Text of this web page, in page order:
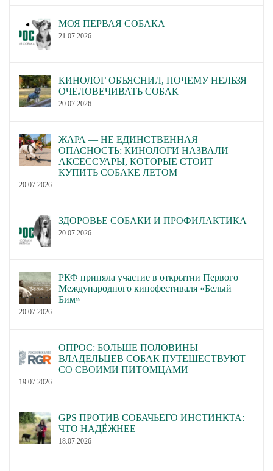
МОЯ ПЕРВАЯ СОБАКА
21.07.2026
КИНОЛОГ ОБЪЯСНИЛ, ПОЧЕМУ НЕЛЬЗЯ
ОЧЕЛОВЕЧИВАТЬ СОБАК
20.07.2026
ЖАРА — НЕ ЕДИНСТВЕННАЯ
ОПАСНОСТЬ: КИНОЛОГИ НАЗВАЛИ
АКСЕССУАРЫ, КОТОРЫЕ СТОИТ
КУПИТЬ СОБАКЕ ЛЕТОМ
20.07.2026
ЗДОРОВЬЕ СОБАКИ И ПРОФИЛАКТИКА
20.07.2026
РКФ приняла участие в открытии Первого
Международного кинофестиваля «Белый
Бим»
20.07.2026
ОПРОС: БОЛЬШЕ ПОЛОВИНЫ
ВЛАДЕЛЬЦЕВ СОБАК ПУТЕШЕСТВУЮТ
СО СВОИМИ ПИТОМЦАМИ
19.07.2026
GPS ПРОТИВ СОБАЧЬЕГО ИНСТИНКТА:
ЧТО НАДЁЖНЕЕ
18.07.2026